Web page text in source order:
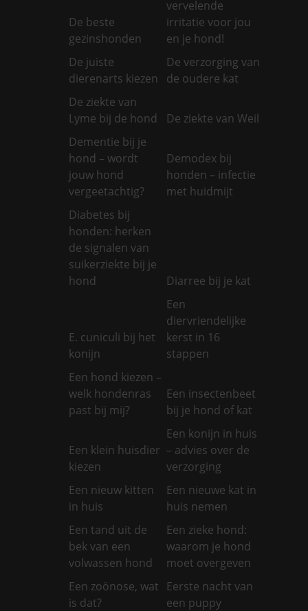
De beste
gezinshonden
vervelende
irritatie voor jou
en je hond!
De juiste
dierenarts kiezen
De verzorging van
de oudere kat
De ziekte van
Lyme bij de hond
De ziekte van Weil
Dementie bij je
hond – wordt
jouw hond
vergeetachtig?
Demodex bij
honden – infectie
met huidmijt
Diabetes bij
honden: herken
de signalen van
suikerziekte bij je
hond
Diarree bij je kat
E. cuniculi bij het
konijn
Een
diervriendelijke
kerst in 16
stappen
Een hond kiezen –
welk hondenras
past bij mij?
Een insectenbeet
bij je hond of kat
Een klein huisdier
kiezen
Een konijn in huis
– advies over de
verzorging
Een nieuw kitten
in huis
Een nieuwe kat in
huis nemen
Een tand uit de
bek van een
volwassen hond
Een zieke hond:
waarom je hond
moet overgeven
Een zoönose, wat
is dat?
Eerste nacht van
een puppy